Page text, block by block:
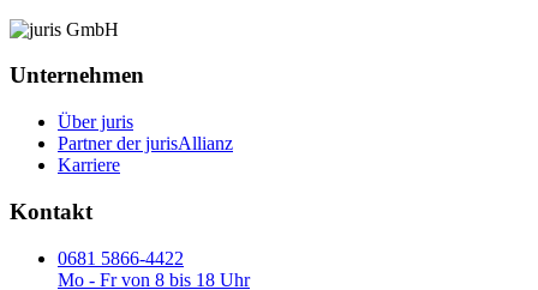
Unternehmen
Über juris
Partner der jurisAllianz
Karriere
Kontakt
0681 5866-4422
Mo - Fr von 8 bis 18 Uhr